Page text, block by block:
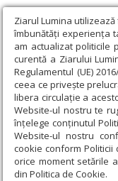
Ziarul Lumina
îmbunătăți experiența
am actualizat politicile
curentă a Ziarului
Regulamentul (UE)
ceea ce privește
libera circulație a
Website-ul nostru te
înțelege conținutul
Website-ul nostru
cookie conform Politicii
orice moment setările
din Politica de Cookie.
Ziarul Lumina ›
la Baia Mare
Slujire